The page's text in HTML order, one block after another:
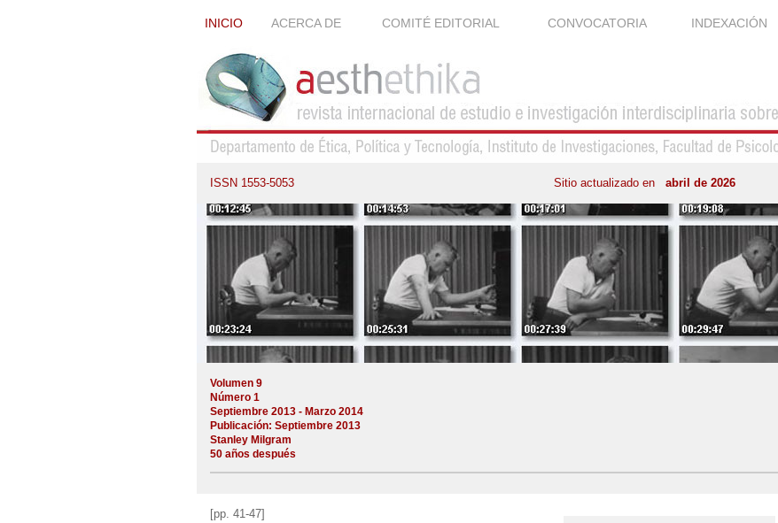
INICIO ACERCA DE COMITÉ EDITORIAL CONVOCATORIA INDEXACIÓN
ISSN 1553-5053 Sitio actualizado en abril de 2026
Volumen 9
Número 1
Septiembre 2013 - Marzo 2014
Publicación: Septiembre 2013
Stanley Milgram
50 años después
[pp. 41-47]